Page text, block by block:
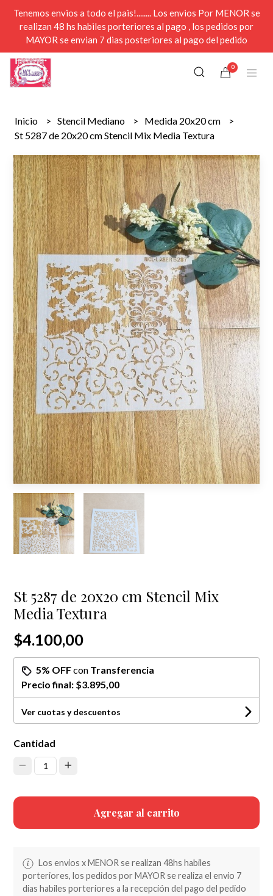
Tenemos envios a todo el pais!........ Los envios Por MENOR se
realizan 48 hs habiles porteriores al pago , los pedidos por
MAYOR se envian 7 dias posteriores al pago del pedido
0
Inicio Stencil Mediano
Medida 20x20 cm
St 5287 de 20x20 cm Stencil Mix Media Textura
St 5287 de 20x20 cm Stencil Mix
Media Textura
$4.100,00
5% OFFcon Transferencia
Precio final: $3.895,00
Ver cuotas y descuentos
Cantidad
1
Agregar al carrito
Los envios x MENOR se realizan 48hs habiles
porteriores, los pedidos por MAYOR se realiza el envio 7
dias habiles porteriores a la recepción del pago del pedido